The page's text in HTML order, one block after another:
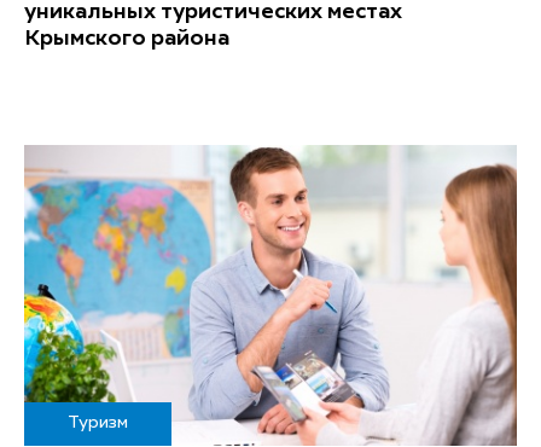
уникальных туристических местах
Крымского района
Туризм